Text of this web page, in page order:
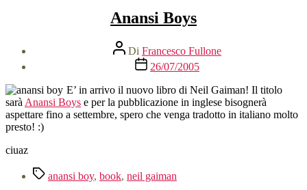
Anansi Boys
Autore
articolo
Di Francesco Fullone
Data
dell'articolo
26/07/2005
E’ in arrivo il nuovo libro di Neil Gaiman! Il titolo
sarà Anansi Boys e per la pubblicazione in inglese bisognerà
aspettare fino a settembre, spero che venga tradotto in italiano molto
presto! :)
ciuaz
Tag anansi boy, book, neil gaiman